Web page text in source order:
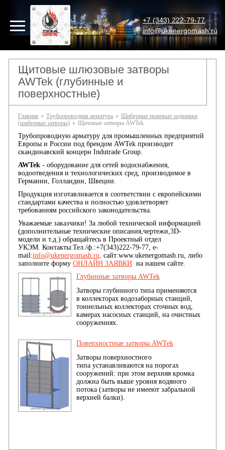
+7 (343) 222-79-77
info@ukenergomash.ru
Щитовые шлюзовые затворы
AWTek (глубинные и
поверхностные)
Главная » Трубопроводная арматура » Шиберные ножевые задвижки
(шиберные затворы) » Щитовые затворы AWTek
Трубопроводную арматуру для промышленных предприятий
Европы и России под брендом AWTek производит
скандинавский концерн Indutrade Group.
AWTek - оборудование для сетей водоснабжения,
водоотведения и технологических сред, производимое в
Германии, Голландии, Швеции.
Продукция изготавливается в соответствии с европейскими
стандартами качества и полностью удовлетворяет
требованиям российского законодательства.
Уважаемые заказчики! За любой технической информацией
(дополнительные технические описания,чертежи,3D-
модели и т.д.) обращайтесь в Проектный отдел
УКЭМ. Контакты:Тел./ф.:+7(343)222-79-77, e-
mail:info@ukenergomash.ru, сайт:www.ukenergomash.ru, либо
заполните форму ОНЛАЙН ЗАЯВКИ на нашем сайте.
Глубинные затворы AWTek
Затворы глубинного типа применяются
в коллекторах водозаборных станций,
тоннельных коллекторах сточных вод,
камерах насосных станций, на очистных
сооружениях.
Поверхностные затворы AWTek
Затворы поверхностного
типа устанавливаются на порогах
сооружений: при этом верхняя кромка
должна быть выше уровня водяного
потока (затворы не имееют забральной
верхней балки).